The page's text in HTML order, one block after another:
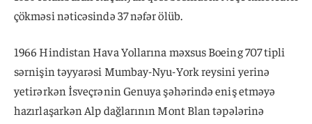
çökməsi nəticəsində 37 nəfər ölüb.
1966 Hindistan Hava Yollarına məxsus Boeing 707 tipli
sərnişin təyyarəsi Mumbay-Nyu-York reysini yerinə
yetirərkən İsveçrənin Genuya şəhərində eniş etməyə
hazırlaşarkən Alp dağlarının Mont Blan təpələrinə